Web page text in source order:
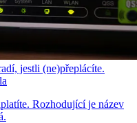
jestli (ne)přeplácíte.
Rozhodující je název